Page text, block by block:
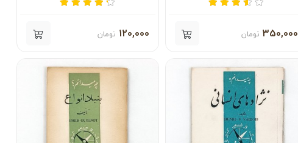
350,000 تومان 120,000 تومان